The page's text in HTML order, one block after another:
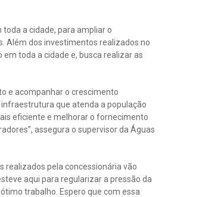
a cidade, para ampliar o
Além dos investimentos realizados no
toda a cidade e, busca realizar as
e acompanhar o crescimento
que atenda a população
eficiente e melhorar o fornecimento
assegura o supervisor da Águas
realizados pela concessionária vão
aqui para regularizar a pressão da
trabalho. Espero que com essa